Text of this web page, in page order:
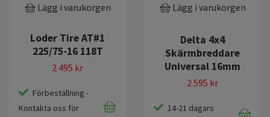
Lägg i varukorgen
Loder Tire AT#1
225/75-16 118T
2 495 kr
Förbeställning -
Kontakta oss för
Lägg i varukorgen
Delta 4x4
Skärmbreddare
Universal 16mm
2 595 kr
14-21 dagars